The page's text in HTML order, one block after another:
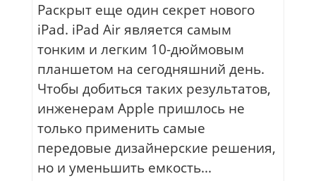
Раскрыт еще один секрет нового
iPad. iPad Air является самым
тонким и легким 10-дюймовым
планшетом на сегодняшний день.
Чтобы добиться таких результатов,
инженерам Apple пришлось не
только применить самые
передовые дизайнерские решения,
но и уменьшить емкость...